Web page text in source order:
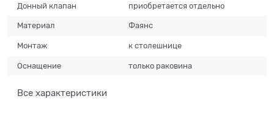
Донный клапан приобретается отдельно
Материал Фаянс
Монтаж к столешнице
Оснащение только раковина
Все характеристики